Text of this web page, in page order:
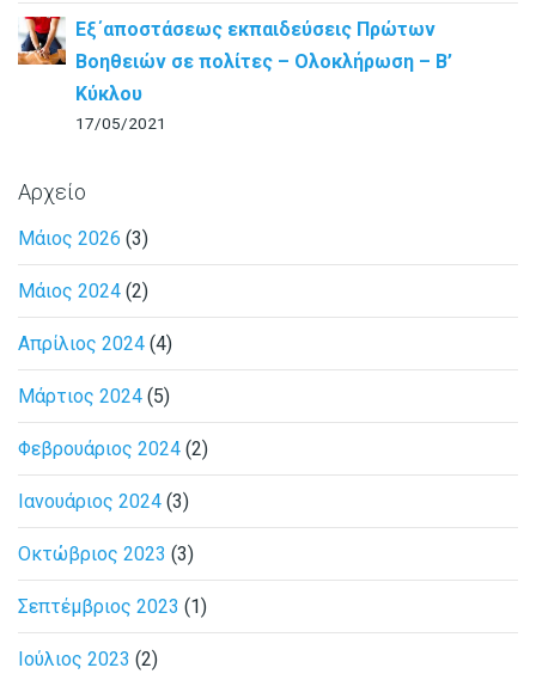
Εξ΄αποστάσεως εκπαιδεύσεις Πρώτων
Βοηθειών σε πολίτες – Ολοκλήρωση – B’
Κύκλου
17/05/2021
Αρχείο
Μάιος 2026 (3)
Μάιος 2024 (2)
Απρίλιος 2024 (4)
Μάρτιος 2024 (5)
Φεβρουάριος 2024 (2)
Ιανουάριος 2024 (3)
Οκτώβριος 2023 (3)
Σεπτέμβριος 2023 (1)
Ιούλιος 2023 (2)